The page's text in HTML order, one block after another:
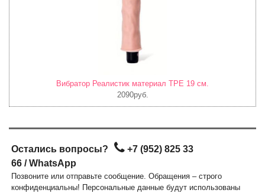
Вибратор Реалистик материал TPE 19 см.
2090руб.
Остались вопросы?
+7 (952) 825 33
66 /WhatsApp
Позвоните или отправьте сообщение. Обращения – строго
конфиденциальны! Персональные данные будут использованы